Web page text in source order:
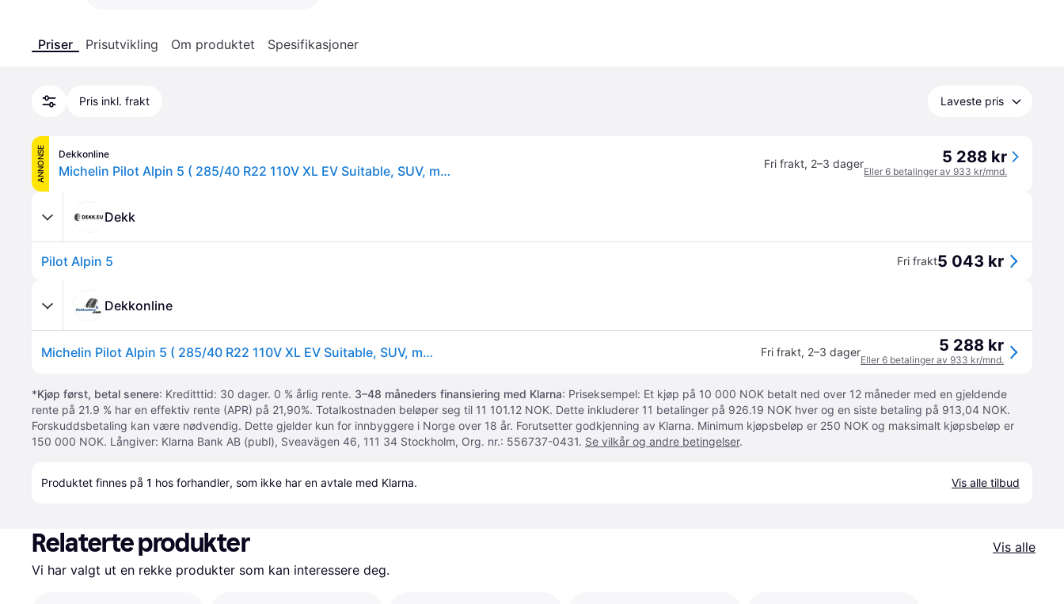
Priser Prisutvikling Om produktet Spesifikasjoner
Pris inkl. frakt Laveste pris
ANNONSE Dekkonline
Michelin Pilot Alpin 5 ( 285/40 R22 110V XL EV Suitable, SUV, med felgbeskyttelseslist (FSL) ) Fri frakt, 2–3 dager 5 288 kr
Eller 6 betalinger av 933 kr/mnd.
Dekk
Pilot Alpin 5 Fri frakt5 043 kr
Dekkonline
Michelin Pilot Alpin 5 ( 285/40 R22 110V XL EV Suitable, SUV, med felgbeskyttelseslist (FSL) ) Fri frakt, 2–3 dager 5 288 kr
Eller 6 betalinger av 933 kr/mnd.
*Kjøp først, betal senere: Kreditttid: 30 dager. 0 % årlig rente. 3–48 måneders finansiering med Klarna: Priseksempel: Et kjøp på 10 000 NOK betalt ned over 12 måneder med en gjeldende
rente på 21.9 % har en effektiv rente (APR) på 21,90%. Totalkostnaden beløper seg til 11 101.12 NOK. Dette inkluderer 11 betalinger på 926.19 NOK hver og en siste betaling på 913,04 NOK.
Forskuddsbetaling kan være nødvendig. Dette gjelder kun for innbyggere i Norge over 18 år. Forutsetter godkjenning av Klarna. Minimum kjøpsbeløp er 250 NOK og maksimalt kjøpsbeløp er
150 000 NOK. Långiver: Klarna Bank AB (publ), Sveavägen 46, 111 34 Stockholm, Org. nr.: 556737-0431. Se vilkår og andre betingelser.
Produktet finnes på 1 hos forhandler, som ikke har en avtale med Klarna. Vis alle tilbud
Relaterte produkter
Vis alle
Vi har valgt ut en rekke produkter som kan interessere deg.